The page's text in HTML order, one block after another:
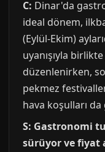
C: Dinar'da
ideal dönem,
(Eylül-Ekim)
uyanışıyla
düzenlenirken,
pekmez
hava koşulları
S: Gastronomi
sürüyor ve fiyat